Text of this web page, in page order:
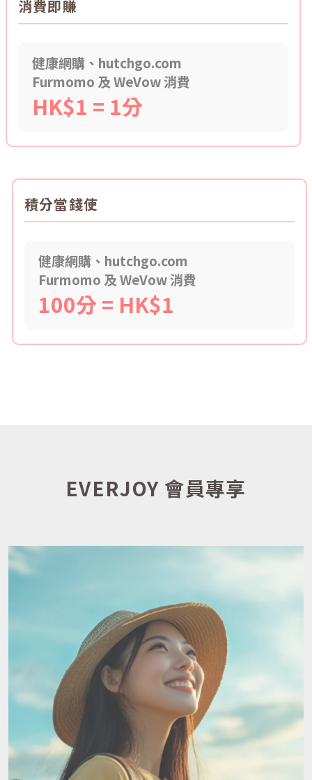
消費即賺
健康網購、hutchgo.com
Furmomo 及 WeVow 消費
HK$1 = 1分
積分當錢使
健康網購、hutchgo.com
Furmomo 及 WeVow 消費
100分 = HK$1
EVERJOY 會員專享